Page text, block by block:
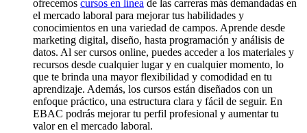
ofrecemos cursos en línea de las carreras más demandadas en
el mercado laboral para mejorar tus habilidades y
conocimientos en una variedad de campos. Aprende desde
marketing digital, diseño, hasta programación y análisis de
datos. Al ser cursos online, puedes acceder a los materiales y
recursos desde cualquier lugar y en cualquier momento, lo
que te brinda una mayor flexibilidad y comodidad en tu
aprendizaje. Además, los cursos están diseñados con un
enfoque práctico, una estructura clara y fácil de seguir. En
EBAC podrás mejorar tu perfil profesional y aumentar tu
valor en el mercado laboral.